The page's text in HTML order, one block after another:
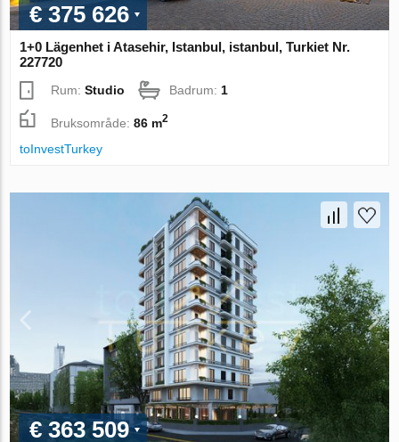
€ 375 626
1+0 Lägenhet i Atasehir, Istanbul, istanbul, Turkiet Nr.
227720
Rum:Studio Badrum: 1
Bruksområde:86 m2
toInvestTurkey
€ 363 509